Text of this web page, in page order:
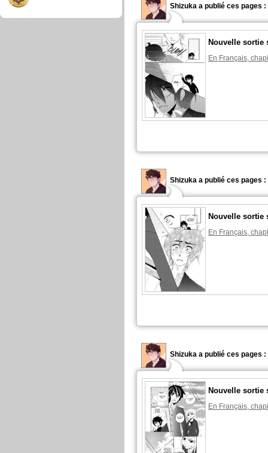
Shizuka a publié ces pages :
Nouvelle sortie
En Français,
Shizuka a publié ces pages :
Nouvelle sortie
En Français,
Shizuka a publié ces pages :
Nouvelle sortie
En Français,